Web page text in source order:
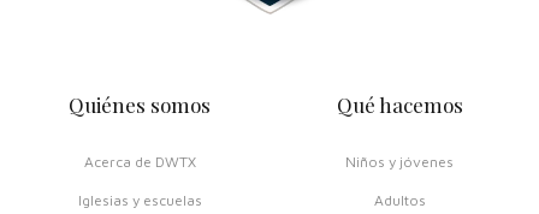
Quiénes somos
Acerca de DWTX
Iglesias y escuelas
Qué hacemos
Niños y jóvenes
Adultos